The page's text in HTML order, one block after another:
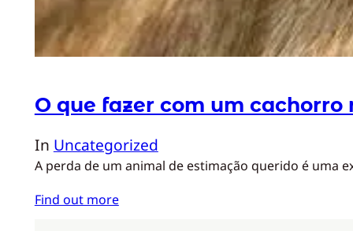
O que fazer com um cachorro
In Uncategorized
A perda de um animal de estimação querido é uma
Find out more